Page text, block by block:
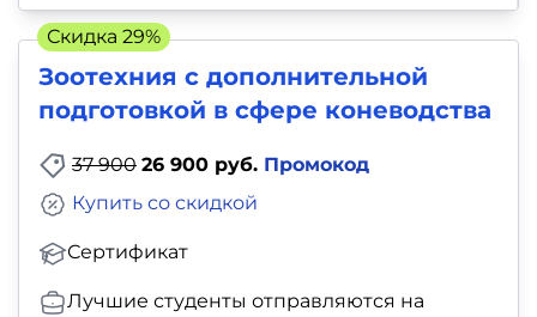
Зоотехния с дополнительной
подготовкой в сфере коневодства
37 900 26 900 руб. Промокод
Сертификат
Купить со скидкой
Лучшие студенты отправляются на
Скидка 29%